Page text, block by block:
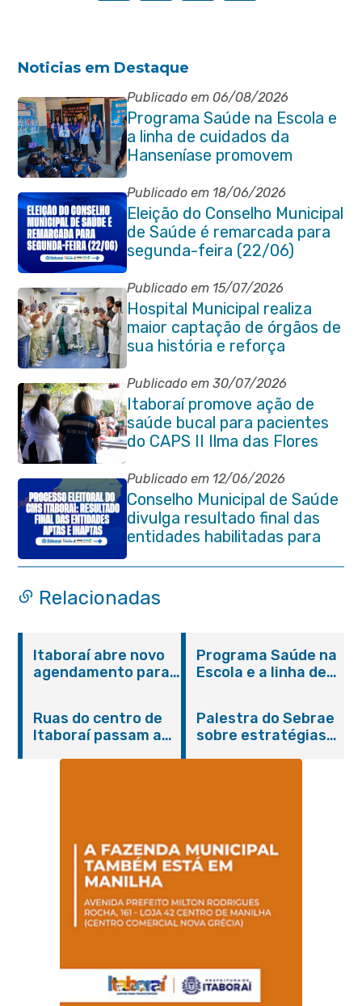
Noticias em Destaque
Publicado em 06/08/2026
Programa Saúde na Escola e
a linha de cuidados da
Hanseníase promovem
conscientização sobre
hanseníase na E.M Adelaide
de Magalhães Seabra
Publicado em 18/06/2026
Eleição do Conselho Municipal
de Saúde é remarcada para
segunda-feira (22/06)
Publicado em 15/07/2026
Hospital Municipal realiza
maior captação de órgãos de
sua história e reforça
compromisso com a vida
Publicado em 30/07/2026
Itaboraí promove ação de
saúde bucal para pacientes
do CAPS II Ilma das Flores
Publicado em 12/06/2026
Conselho Municipal de Saúde
divulga resultado final das
entidades habilitadas para
eleição do quadriênio 2026-
2030
Relacionadas
Itaboraí abre novo
agendamento para
Programa Saúde na
Escola e a linha de
promovem
conscientização
sobre hanseníase
Ruas do centro de
Itaboraí passam a
Palestra do Sebrae
sobre estratégias